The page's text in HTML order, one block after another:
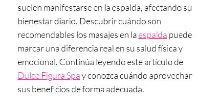
suelen manifestarse en la espalda, afectando su
bienestar diario. Descubrir cuándo son
recomendables los masajes en laespalda puede
marcar una diferencia real en su salud física y
emocional. Continúa leyendo este artículo de
Dulce Figura Spay conozca cuándo aprovechar
sus beneficios de forma adecuada.